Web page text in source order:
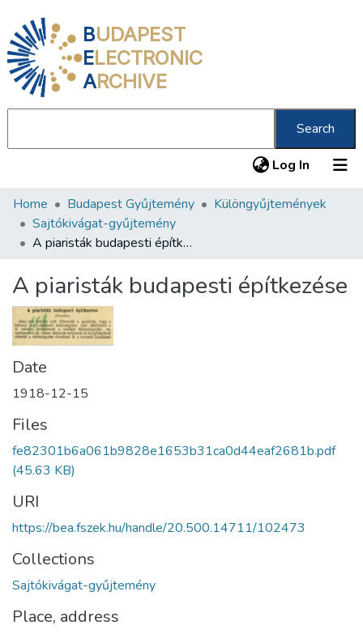
BUDAPEST
ELECTRONIC
ARCHIVE
Search
Log In (current)
Communities & Collections
All of DSpace
About us
Home Budapest Gyűjtemény
Különgyűjtemények
Sajtókivágat-gyűjtemény
A piaristák budapesti építkezése
A piaristák budapesti építkezése
Date
1918-12-15
Files
fe82301b6a061b9828e1653b31ca0d44eaf2681b.pdf
(45.63 KB)
URI
https://bea.fszek.hu/handle/20.500.14711/102473
Collections
Sajtókivágat-gyűjtemény
Place, address